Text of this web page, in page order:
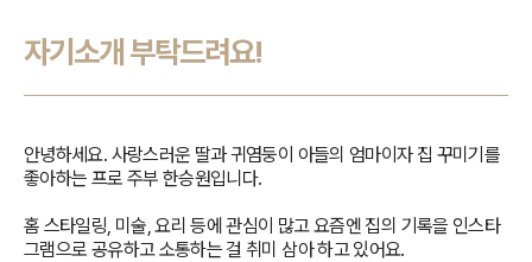
자기소개 부탁드려요!
안녕하세요. 사랑스러운 딸과 귀염둥이 아들의 엄마이자 집 꾸미기를
좋아하는 프로 주부 한승원입니다.
홈 스타일링, 미술, 요리 등에 관심이 많고 요즘엔 집의 기록을 인스타
그램으로 공유하고 소통하는 걸 취미 삼아 하고 있어요.